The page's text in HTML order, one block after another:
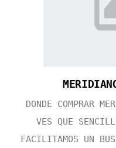
DONDE COMPRAR
VES QUE
FACILITAMOS UN